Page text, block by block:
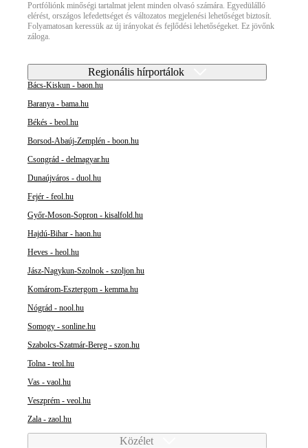
Portfóliónk minőségi tartalmat jelent minden olvasó számára. Egyedülálló
elérést, országos lefedettséget és változatos megjelenési lehetőséget biztosít.
Folyamatosan keressük az új irányokat és fejlődési lehetőségeket. Ez jövőnk
záloga.
Regionális hírportálok
Bács-Kiskun - baon.hu
Baranya - bama.hu
Békés - beol.hu
Borsod-Abaúj-Zemplén - boon.hu
Csongrád - delmagyar.hu
Dunaújváros - duol.hu
Fejér - feol.hu
Győr-Moson-Sopron - kisalfold.hu
Hajdú-Bihar - haon.hu
Heves - heol.hu
Jász-Nagykun-Szolnok - szoljon.hu
Komárom-Esztergom - kemma.hu
Nógrád - nool.hu
Somogy - sonline.hu
Szabolcs-Szatmár-Bereg - szon.hu
Tolna - teol.hu
Vas - vaol.hu
Veszprém - veol.hu
Zala - zaol.hu
Közélet